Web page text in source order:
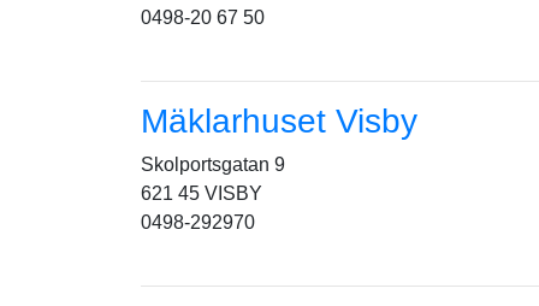
0498-20 67 50
Mäklarhuset Visby
Skolportsgatan 9
621 45 VISBY
0498-292970